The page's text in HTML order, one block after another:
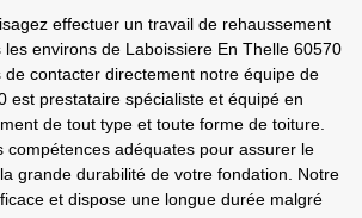
effectuer un travail de rehaussement
environs de Laboissiere En Thelle 60570
de contacter directement notre équipe de
est prestataire spécialiste et équipé en
de tout type et toute forme de toiture.
compétences adéquates pour assurer le
grande durabilité de votre fondation. Notre
et dispose une longue durée malgré